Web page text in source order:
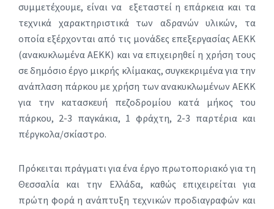
συμμετέχουμε, είναι να εξεταστεί η επάρκεια και τα
τεχνικά χαρακτηριστικά των αδρανών υλικών, τα
οποία εξέρχονται από τις μονάδες επεξεργασίας ΑΕΚΚ
(ανακυκλωμένα ΑΕΚΚ) και να επιχειρηθεί η χρήση τους
σε δημόσιο έργο μικρής κλίμακας, συγκεκριμένα για την
ανάπλαση πάρκου με χρήση των ανακυκλωμένων ΑΕΚΚ
για την κατασκευή πεζοδρομίου κατά μήκος του
πάρκου, 2-3 παγκάκια, 1 φράχτη, 2-3 παρτέρια και
πέργκολα/σκίαστρο.
Πρόκειται πράγματι για ένα έργο πρωτοποριακό για τη
Θεσσαλία και την Ελλάδα, καθώς επιχειρείται για
πρώτη φορά η ανάπτυξη τεχνικών προδιαγραφών και